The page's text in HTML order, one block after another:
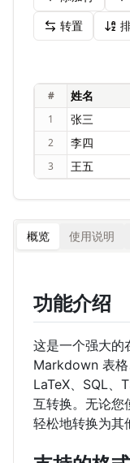
转置
#
1
2
3
概览 使用说明
功能介绍
这是一个强大的
Markdown 表格
LaTeX、SQL、
互转换。无论您
轻松地转换为其